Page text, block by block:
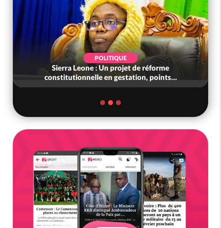
POLITIQUE
Sierra Leone : Un projet de réforme
constitutionnelle en gestation, points...